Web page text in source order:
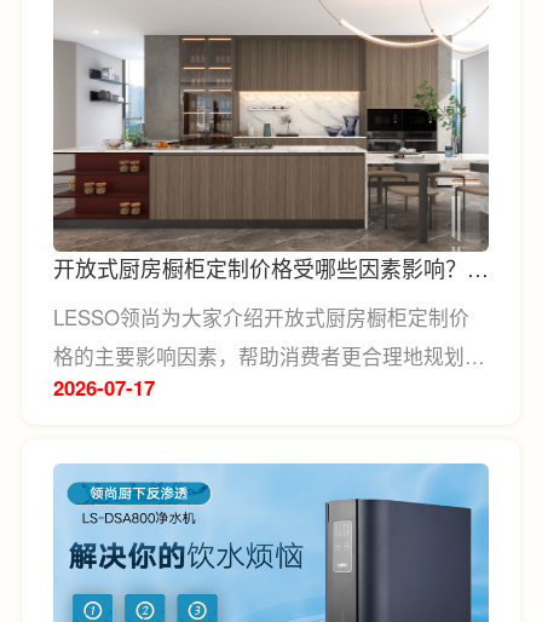
17
2026-07
开放式厨房橱柜定制价格受哪些因素影响？如
何合理规划预算？
LESSO领尚为大家介绍开放式厨房橱柜定制价
格的主要影响因素，帮助消费者更合理地规划装
修投入。开放式厨房橱柜定制价格通常会受到柜
计方案等因素影响。